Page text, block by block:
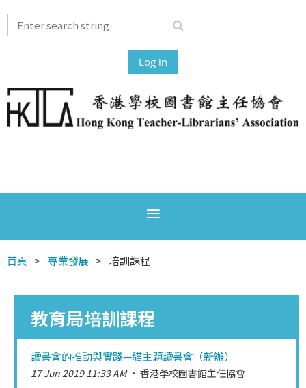
Log in
首頁 專業發展 培訓課程
教育局培訓課程
讀書會的推動與實踐—貓主題讀書會（新辦）
17 Jun 2019 11:33 AM 香港學校圖書館主任協會